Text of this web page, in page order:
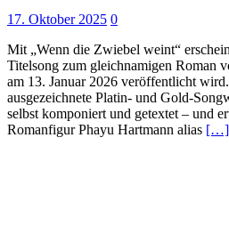
17. Oktober 2025 0
Mit „Wenn die Zwiebel weint“
Titelsong zum gleichnamigen Roman
am 13. Januar 2026 veröffentlicht
ausgezeichnete Platin- und Gold-
selbst komponiert und getextet – und
Romanfigur Phayu Hartmann alias […]